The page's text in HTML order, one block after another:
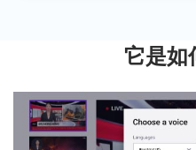
它是如